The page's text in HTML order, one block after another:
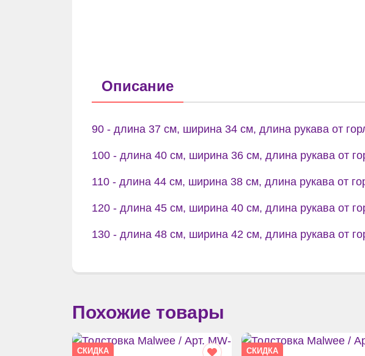
Описание
90 - длина 37 см, ширина 34 см, длина рукава от
100 - длина 40 см, ширина 36 см, длина рукава от
110 - длина 44 см, ширина 38 см, длина рукава от
120 - длина 45 см, ширина 40 см, длина рукава от
130 - длина 48 см, ширина 42 см, длина рукава от
Похожие товары
СКИДКА СКИДКА